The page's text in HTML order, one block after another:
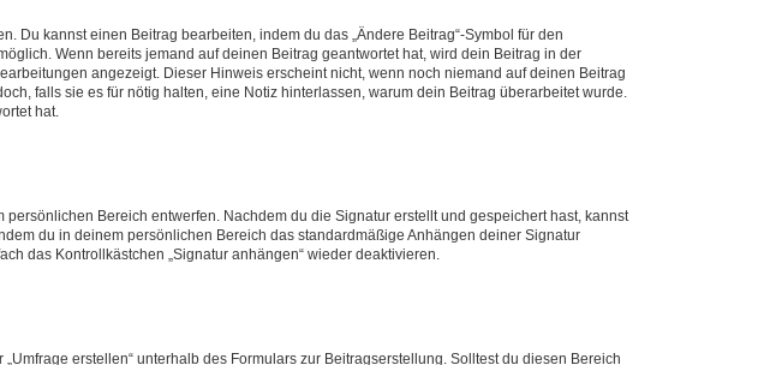
Du kannst einen Beitrag bearbeiten, indem du das „Ändere Beitrag“-Symbol für den
Wenn bereits jemand auf deinen Beitrag geantwortet hat, wird dein Beitrag in der
angezeigt. Dieser Hinweis erscheint nicht, wenn noch niemand auf deinen Beitrag
falls sie es für nötig halten, eine Notiz hinterlassen, warum dein Beitrag überarbeitet wurde.
hat.
Bereich entwerfen. Nachdem du die Signatur erstellt und gespeichert hast, kannst
du in deinem persönlichen Bereich das standardmäßige Anhängen deiner Signatur
das Kontrollkästchen „Signatur anhängen“ wieder deaktivieren.
erstellen“ unterhalb des Formulars zur Beitragserstellung. Solltest du diesen Bereich